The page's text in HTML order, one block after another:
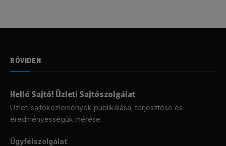
RÖVIDEN
Helló Sajtó! Üzleti Sajtószolgálat
Üzleti sajtóközlemények publikálása, terjesztése és
eredményességük mérése.
Ügyfélszolgálat: